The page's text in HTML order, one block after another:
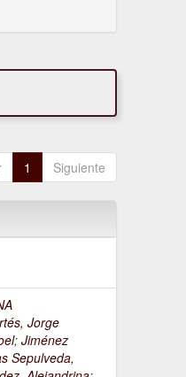
1 Siguiente
Jorge
;Jiménez
Sepulveda,